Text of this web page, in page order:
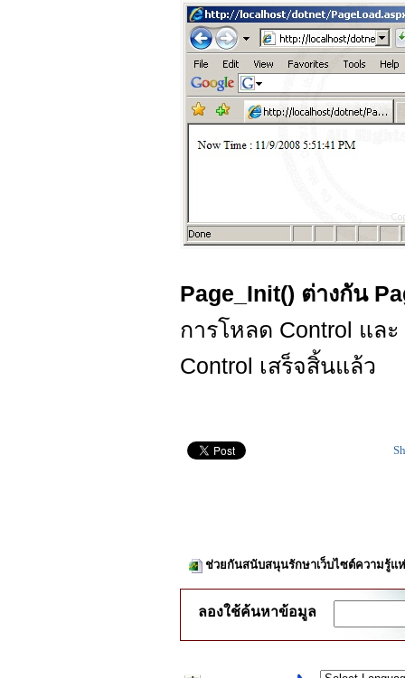
Page_Init() ต่างกัน
การโหลด Control แล
Control เสร็จสิ้นแล้ว
ช่วยกันสนับสนุนรักษาเว็บไซต์ความรู้แ
ลองใช้ค้นหาข้อมูล